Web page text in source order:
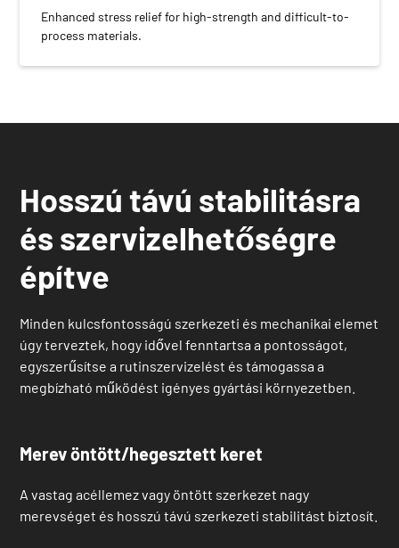
Enhanced stress relief for high-strength and difficult-to-
process materials.
Hosszú távú stabilitásra
és szervizelhetőségre
építve
Minden kulcsfontosságú szerkezeti és mechanikai elemet
úgy terveztek, hogy idővel fenntartsa a pontosságot,
egyszerűsítse a rutinszervizelést és támogassa a
megbízható működést igényes gyártási környezetben.
Merev öntött/hegesztett keret
A vastag acéllemez vagy öntött szerkezet nagy
merevséget és hosszú távú szerkezeti stabilitást biztosít.